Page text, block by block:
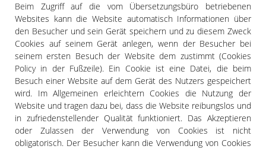
Beim Zugriff auf die vom Übersetzungsbüro betriebenen
Websites kann die Website automatisch Informationen über
den Besucher und sein Gerät speichern und zu diesem Zweck
Cookies auf seinem Gerät anlegen, wenn der Besucher bei
seinem ersten Besuch der Website dem zustimmt (Cookies
Policy in der Fußzeile). Ein Cookie ist eine Datei, die beim
Besuch einer Website auf dem Gerät des Nutzers gespeichert
wird. Im Allgemeinen erleichtern Cookies die Nutzung der
Website und tragen dazu bei, dass die Website reibungslos und
in zufriedenstellender Qualität funktioniert. Das Akzeptieren
oder Zulassen der Verwendung von Cookies ist nicht
obligatorisch. Der Besucher kann die Verwendung von Cookies